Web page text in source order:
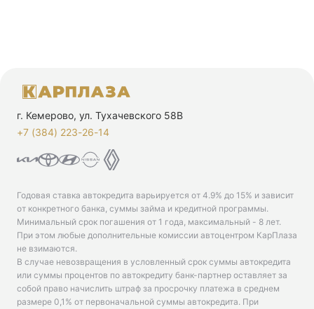
г. Кемерово, ул. Тухачевского 58В
+7 (384) 223-26-14‬
Годовая ставка автокредита варьируется от 4.9% до 15% и зависит
от конкретного банка, суммы займа и кредитной программы.
Минимальный срок погашения от 1 года, максимальный - 8 лет.
При этом любые дополнительные комиссии автоцентром КарПлаза
не взимаются.
В случае невозвращения в условленный срок суммы автокредита
или суммы процентов по автокредиту банк-партнер оставляет за
собой право начислить штраф за просрочку платежа в среднем
размере 0,1% от первоначальной суммы автокредита. При